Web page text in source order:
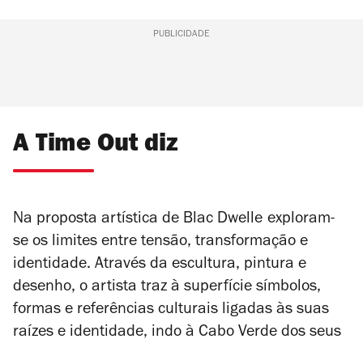
PUBLICIDADE
A Time Out diz
Na proposta artística de Blac Dwelle exploram-
se os limites entre tensão, transformação e
identidade. Através da escultura, pintura e
desenho, o artista traz à superfície símbolos,
formas e referências culturais ligadas às suas
raízes e identidade, indo à Cabo Verde dos seus